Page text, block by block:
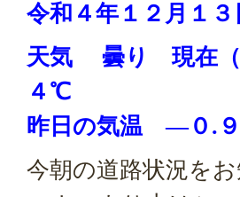
令和４年１２月１３
天気 曇り 現在（
４
昨日の気温 ―０.
今朝の道路状況を